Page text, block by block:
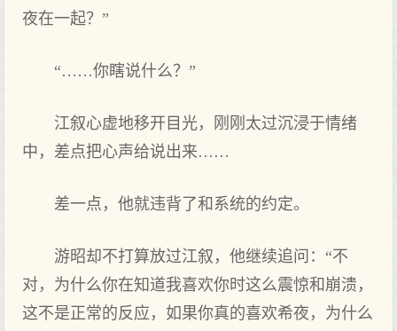
夜在一起？”
“……你瞎说什么？”
江叙心虚地移开目光，刚刚太过沉浸于情绪
中，差点把心声给说出来……
差一点，他就违背了和系统的约定。
游昭却不打算放过江叙，他继续追问：“不
对，为什么你在知道我喜欢你时这么震惊和崩溃，
这不是正常的反应，如果你真的喜欢希夜，为什么